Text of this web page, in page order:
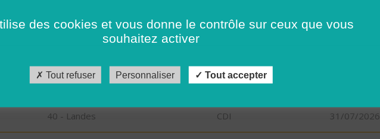
F) 73 - Savoie CDI 31/07/2026
40 - Landes CDI
40 - Landes CDI 31/07/2026
des cookies et vous donne le contrôle sur ceux que vous
souhaitez activer
Tout refuser Personnaliser Tout accepter